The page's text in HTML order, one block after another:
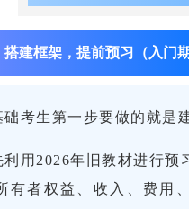
建框架，提前预习（入门期
考生第一步要做的就是
用2026年旧教材进行预
有者权益、收入、费用